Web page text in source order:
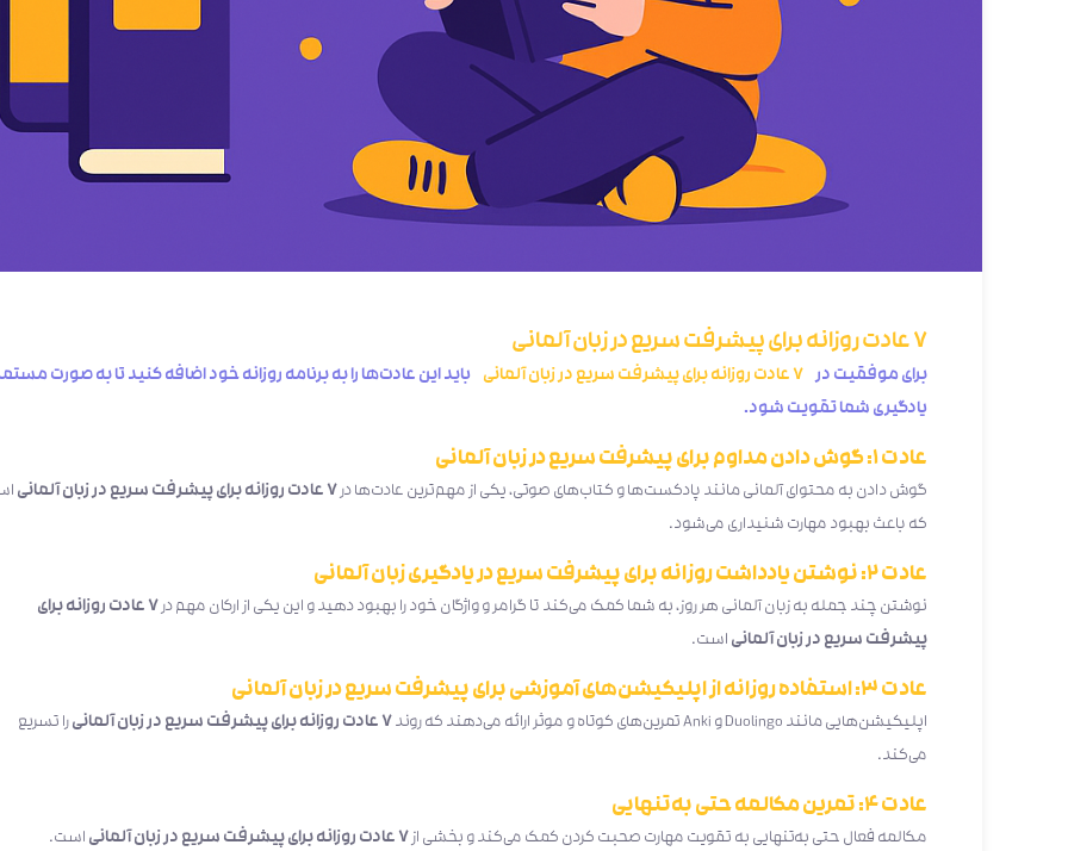
7 عادت روزانه برای پیشرفت سریع در زبان آلمانی
برای موفقیت در ۷ عادت روزانه برای پیشرفت سریع در زبان آلمانی
باید این عادت‌ها را به برنامه روزانه خود اضافه کنید تا به صورت
یادگیری شما تقویت شود.
عادت ۱: گوش دادن مداوم برای پیشرفت سریع در زبان آلمانی
گوش دادن به محتوای آلمانی مانند پادکست‌ها و کتاب‌های صوتی، یکی از مهم‌ترین عادت‌ها در۷ عادت روزانه برای پیشرفت سریع در زبان آلمانی
که باعث بهبود مهارت شنیداری می‌شود.
عادت ۲: نوشتن یادداشت روزانه برای پیشرفت سریع در یادگیری زبان آلمانی
نوشتن چند جمله به زبان آلمانی هر روز، به شما کمک می‌کند تا گرامر و واژگان خود را بهبود دهید و این یکی از ارکان مهم در
۷ عادت روزانه برای
پیشرفت سریع در زبان آلمانی است.
عادت ۳: استفاده روزانه از اپلیکیشن‌های آموزشی برای پیشرفت سریع در زبان آلمانی
اپلیکیشن‌هایی مانند Duolingo و Anki تمرین‌های کوتاه و موثر ارائه می‌دهند که روند ۷ عادت روزانه برای پیشرفت سریع در زبان آلمانی
را تسریع
می‌کند.
عادت ۴: تمرین مکالمه حتی به‌تنهایی
مکالمه فعال حتی به‌تنهایی به تقویت مهارت صحبت کردن کمک می‌کند و بخشی از۷ عادت روزانه برای پیشرفت سریع در زبان آلمانی است.